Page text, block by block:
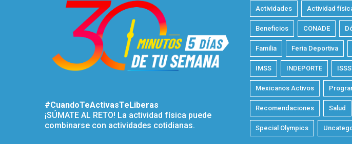
#CuandoTeActivasTeLiberas
¡SÚMATE AL RETO! La actividad física puede
combinarse con actividades cotidianas.
Actividades Actividad
Beneficios CONADE
Familia Feria Deportiva
IMSS INDEPORTE
Mexicanos Activos
Recomendaciones Salud
Special Olympics